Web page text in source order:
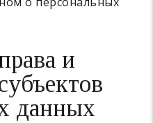
и
данных